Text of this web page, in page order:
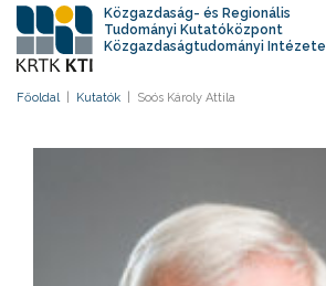
Közgazdaság- és Regionális
Tudományi Kutatóközpont
Közgazdaságtudományi Intézete
Főoldal Kutatók Soós Károly Attila